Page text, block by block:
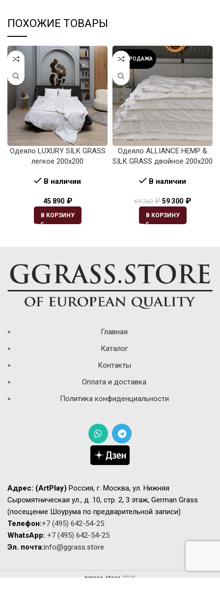
ПОХОЖИЕ ТОВАРЫ
Одеяло LUXURY SILK GRASS
легкое 200х200
В наличии
45 890 ₽
В КОРЗИНУ
РАСПРОДАЖА
Одеяло ALLIANCE HEMP &
SILK GRASS двойное 200х200
В наличии
69 760 ₽59 300 ₽
В КОРЗИНУ
Главная
Каталог
Контакты
Оплата и доставка
Политика конфиденциальности
Адрес: (ArtPlay) Россия, г. Москва, ул. Нижняя
Сыромятническая ул., д. 10, стр. 2, 3 этаж, German Grass
(посещение Шоурума по предварительной записи)
Телефон:+7 (495) 642-54-25
WhatsApp: +7 (495) 642-54-25
Эл. почта:info@ggrass.store
ggrass.store 2026